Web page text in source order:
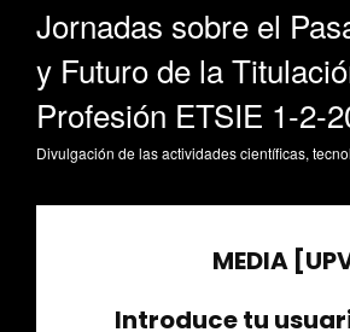
Jornadas sobre el
y Futuro de la
Profesión ETSIE 1-2-